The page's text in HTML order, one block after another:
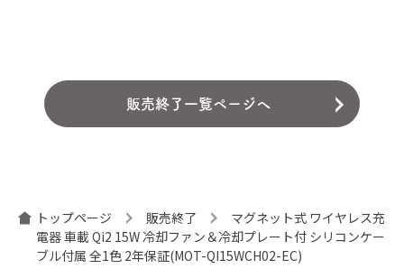
販売終了一覧ページへ
トップページ 販売終了
マグネット式 ワイヤレス充
電器 車載 Qi2 15W 冷却ファン＆冷却プレート付 シリコンケー
ブル付属 全1色 2年保証(MOT-QI15WCH02-EC)